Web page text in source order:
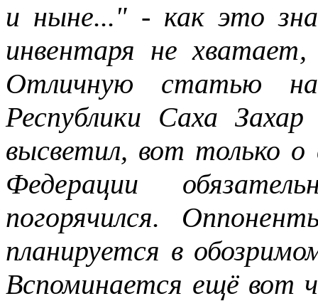
и ныне..." - как это
инвентаря не
Отличную статью
Республики Саха
высветил, вот только о
Федерации
погорячился.
планируется в
Вспоминается ещё вот